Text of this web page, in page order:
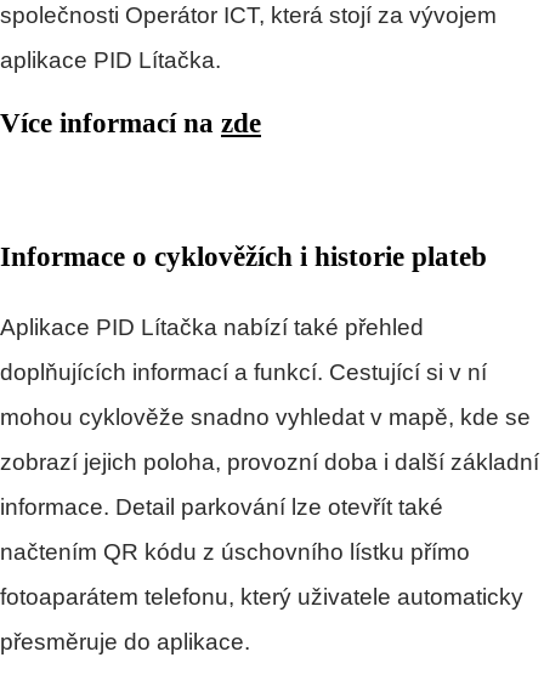
společnosti Operátor ICT, která stojí za vývojem
aplikace PID Lítačka.
Více informací na zde
Informace o cyklověžích i historie plateb
Aplikace PID Lítačka nabízí také přehled
doplňujících informací a funkcí. Cestující si v ní
mohou cyklověže snadno vyhledat v mapě, kde se
zobrazí jejich poloha, provozní doba i další základní
informace. Detail parkování lze otevřít také
načtením QR kódu z úschovního lístku přímo
fotoaparátem telefonu, který uživatele automaticky
přesměruje do aplikace.